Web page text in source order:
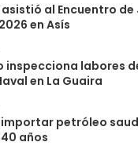
asistió al Encuentro de
en Asís
inspecciona labores
en La Guaira
importar petróleo
años